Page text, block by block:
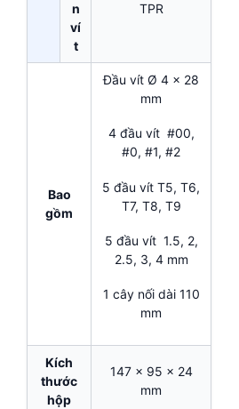
n
ví
t
TPR
Bao
gồm
Đầu vít Ø 4 x 28
mm
4 đầu vít #00,
#0, #1, #2
5 đầu vít T5, T6,
T7, T8, T9
5 đầu vít 1.5, 2,
2.5, 3, 4 mm
1 cây nối dài 110
mm
Kích
thước
hộp
147 x 95 x 24
mm